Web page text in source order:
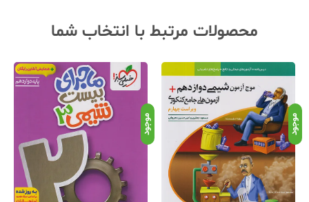
محصولات مرتبط با انتخاب شما
موجود موجود